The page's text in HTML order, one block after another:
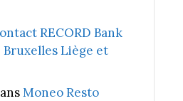
RECORD Bank
Bruxelles Liège et
Moneo Resto